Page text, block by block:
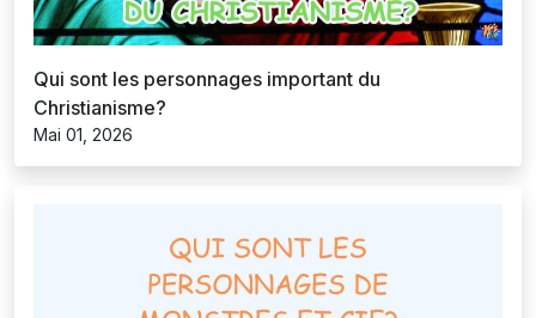
Qui sont les personnages important du
Christianisme?
Mai 01, 2026